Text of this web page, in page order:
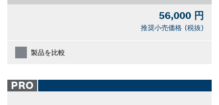
56,000 円
推奨小売価格 (税抜)
製品を比較
PRO